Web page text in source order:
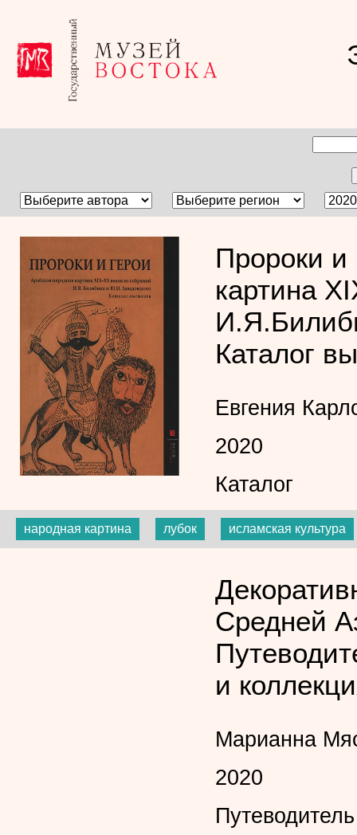
Пророки и
картина
Каталог
Евгения
2020
Каталог
народная картина лубок исламская культура
Средней
и
Марианна
2020
Путеводитель